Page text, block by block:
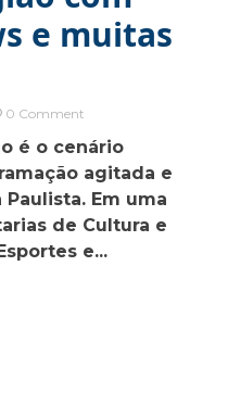
e muitas
0 Commenton
Verão
Fest
2024
promete
agitar
a
é o cenário
agitada e
Em uma
de Cultura e
e...